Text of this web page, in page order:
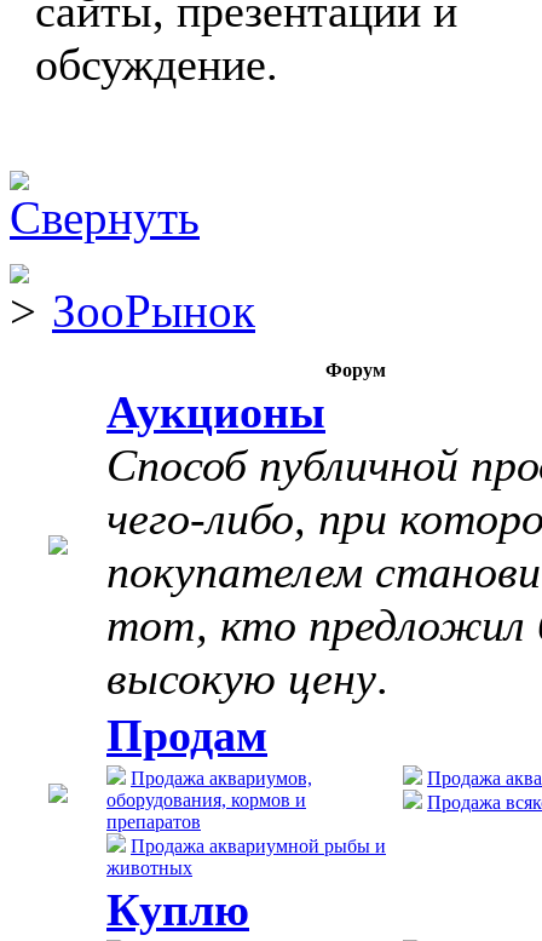
сайты, презентации и
обсуждение.
ЗооРынок
Форум
Аукционы
Способ публичной
чего-либо, при
покупателем
тот, кто предложил
высокую цену.
Продам
Продажа аквариумов,
оборудования, кормов и
препаратов
Продажа аквариумной рыбы и
животных
Продажа
Продажа
Куплю